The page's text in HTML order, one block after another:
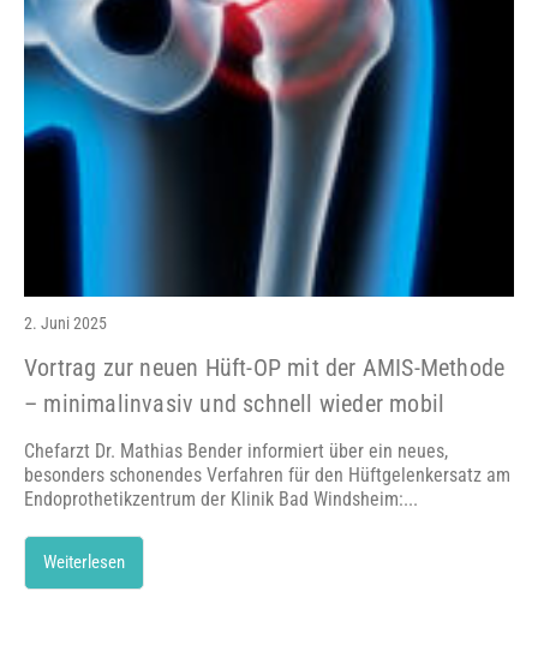
2. Juni 2025
Vortrag zur neuen Hüft-OP mit der AMIS-Methode
– minimalinvasiv und schnell wieder mobil
Chefarzt Dr. Mathias Bender informiert über ein neues,
besonders schonendes Verfahren für den Hüftgelenkersatz am
Endoprothetikzentrum der Klinik Bad Windsheim:...
Weiterlesen